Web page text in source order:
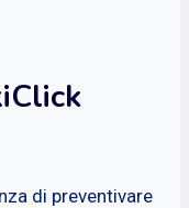
di preventivare